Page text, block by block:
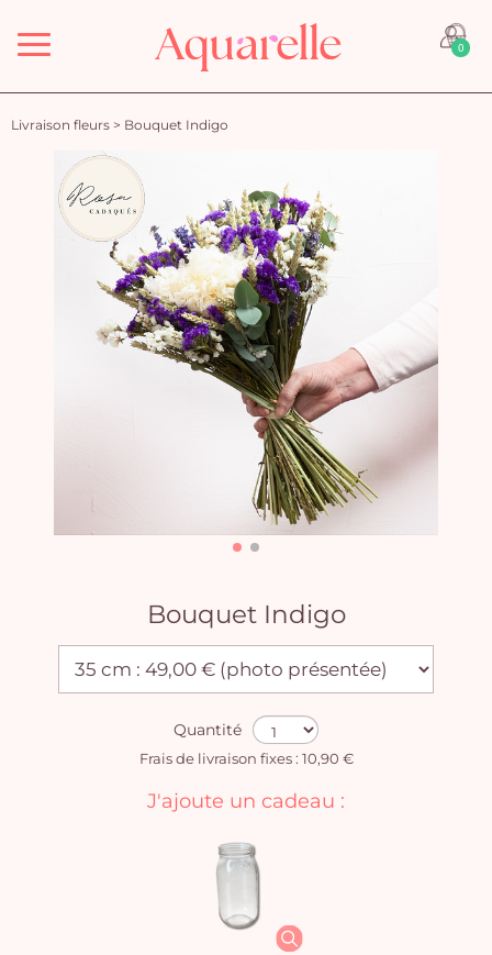
Menu 0
Livraison fleurs > Bouquet Indigo
Bouquet Indigo
Quantité
Frais de livraison fixes : 10,90 €
J'ajoute un cadeau :